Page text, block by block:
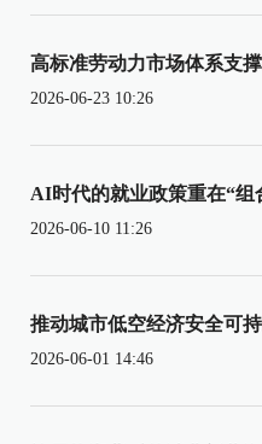
高标准劳动力市场体系支
2026-06-23 10:26
AI时代的就业政策重在“组
2026-06-10 11:26
推动城市低空经济安全可
2026-06-01 14:46